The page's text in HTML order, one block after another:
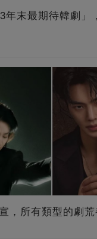
年末最期待韓劇」
，所有類型的劇荒